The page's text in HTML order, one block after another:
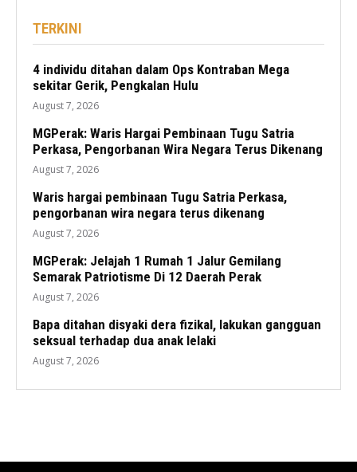
TERKINI
4 individu ditahan dalam Ops Kontraban Mega
sekitar Gerik, Pengkalan Hulu
August 7, 2026
MGPerak: Waris Hargai Pembinaan Tugu Satria
Perkasa, Pengorbanan Wira Negara Terus Dikenang
August 7, 2026
Waris hargai pembinaan Tugu Satria Perkasa,
pengorbanan wira negara terus dikenang
August 7, 2026
MGPerak: Jelajah 1 Rumah 1 Jalur Gemilang
Semarak Patriotisme Di 12 Daerah Perak
August 7, 2026
Bapa ditahan disyaki dera fizikal, lakukan gangguan
seksual terhadap dua anak lelaki
August 7, 2026